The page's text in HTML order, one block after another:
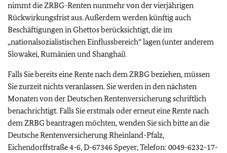
nimmt die ZRBG-Renten nunmehr von der vierjährigen
Rückwirkungsfrist aus. Außerdem werden künftig auch
Beschäftigungen in Ghettos berücksichtigt, die im
„nationalsozialistischen Einflussbereich“ lagen (unter anderem
Slowakei, Rumänien und Shanghai).
Falls Sie bereits eine Rente nach dem ZRBG beziehen, müssen
Sie zurzeit nichts veranlassen. Sie werden in den nächsten
Monaten von der Deutschen Rentenversicherung schriftlich
benachrichtigt. Falls Sie erstmals oder erneut eine Rente nach
dem ZRBG beantragen möchten, wenden Sie sich bitte an die
Deutsche Rentenversicherung Rheinland-Pfalz,
Eichendorffstraße 4-6, D-67346 Speyer, Telefon: 0049-6232-17-